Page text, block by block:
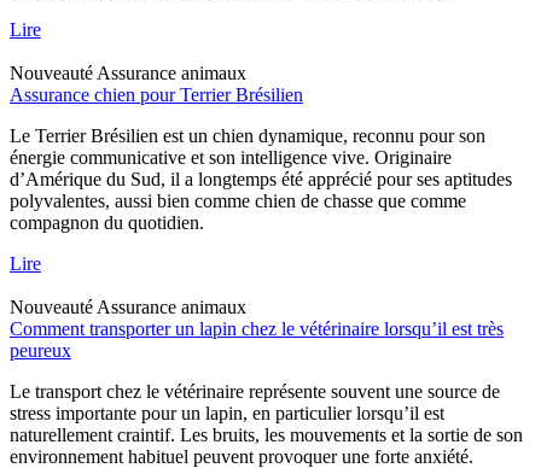
Lire
Nouveauté Assurance animaux
Assurance chien pour Terrier Brésilien
Le Terrier Brésilien est un chien dynamique, reconnu pour son
énergie communicative et son intelligence vive. Originaire
d’Amérique du Sud, il a longtemps été apprécié pour ses aptitudes
polyvalentes, aussi bien comme chien de chasse que comme
compagnon du quotidien.
Lire
Nouveauté Assurance animaux
Comment transporter un lapin chez le vétérinaire lorsqu’il est très
peureux
Le transport chez le vétérinaire représente souvent une source de
stress importante pour un lapin, en particulier lorsqu’il est
naturellement craintif. Les bruits, les mouvements et la sortie de son
environnement habituel peuvent provoquer une forte anxiété.